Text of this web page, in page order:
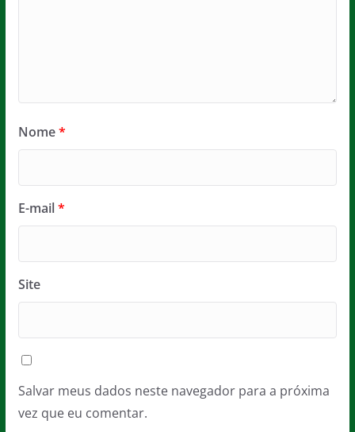
Nome*
E-mail*
Site
Salvar meus dados neste navegador para a próxima
vez que eu comentar.